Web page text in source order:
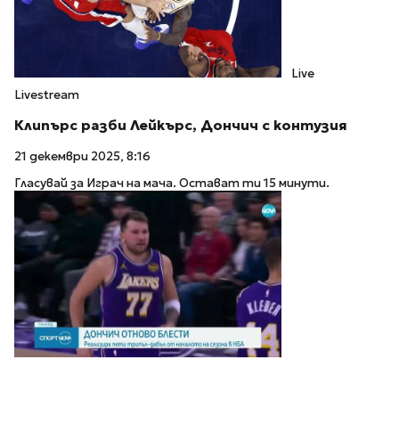
Live
Livestream
Клипърс разби Лейкърс, Дончич с контузия
21 декември 2025, 8:16
Гласувай за Играч на мача. Остават ти 15 минути.